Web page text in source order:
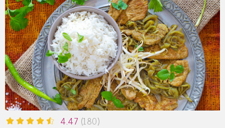
4.47 (180)